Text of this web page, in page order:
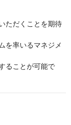
ただくことを期待
を率いるマネジメ
ることが可能で